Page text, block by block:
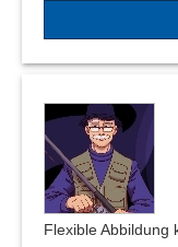
Flexible Abbildung